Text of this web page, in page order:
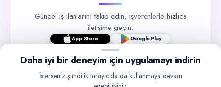
Güncel iş ilanlarını takip edin, işverenlerle hızlıca
iletişime geçin.
App Store Google Play
Daha iyi bir deneyim için uygulamayı indirin
İsterseniz şimdilik tarayıcıda da kullanmaya devam